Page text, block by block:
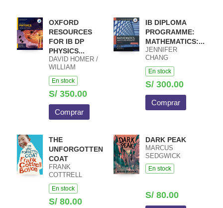
OXFORD
RESOURCES
FOR IB DP
PHYSICS...
DAVID HOMER /
WILLIAM
HEATHCOTE /
MACIEJ PIETKA
En stock
S/ 350.00
Comprar
IB DIPLOMA
PROGRAMME:
MATHEMATICS:...
JENNIFER
CHANG
WATHALL JOSIP
HARCET
En stock
S/ 300.00
Comprar
THE
UNFORGOTTEN
COAT
FRANK
COTTRELL
BOYCE
En stock
S/ 80.00
DARK PEAK
MARCUS
SEDGWICK
En stock
S/ 80.00